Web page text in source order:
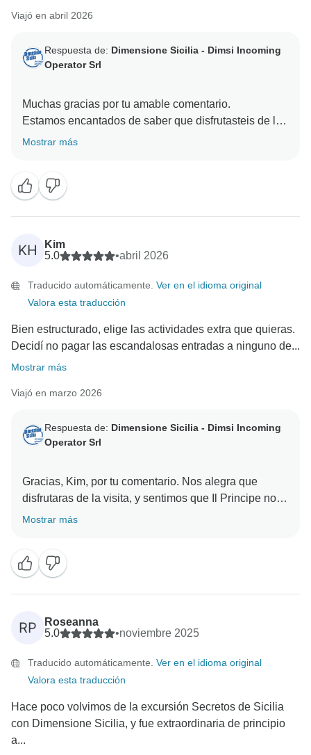
Viajó en abril 2026
Respuesta de: Dimensione Sicilia - Dimsi Incoming
Operator Srl
Muchas gracias por tu amable comentario.
Estamos encantados de saber que disfrutasteis de la
excursión.
Mostrar más
KH
Kim
5.0
•abril 2026
Traducido automáticamente. Ver en el idioma original
Valora esta traducción
Bien estructurado, elige las actividades extra que quieras.
Decidí no pagar las escandalosas entradas a ninguno de...
Mostrar más
Viajó en marzo 2026
Respuesta de: Dimensione Sicilia - Dimsi Incoming
Operator Srl
Gracias, Kim, por tu comentario. Nos alegra que
disfrutaras de la visita, y sentimos que Il Principe no
fuera totalmente de tu gusto. Como propiedad
Mostrar más
RP
Roseanna
5.0
•noviembre 2025
Traducido automáticamente. Ver en el idioma original
Valora esta traducción
Hace poco volvimos de la excursión Secretos de Sicilia
con Dimensione Sicilia, y fue extraordinaria de principio
a...